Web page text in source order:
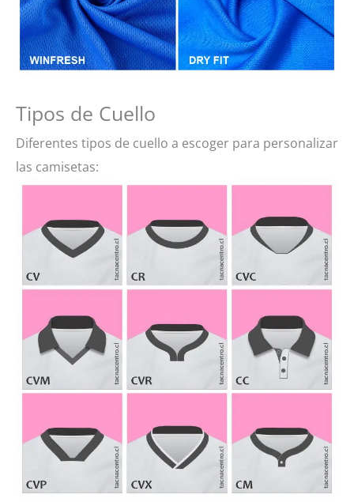
Tipos de Cuello
Diferentes tipos de cuello a escoger para personalizar
las camisetas: